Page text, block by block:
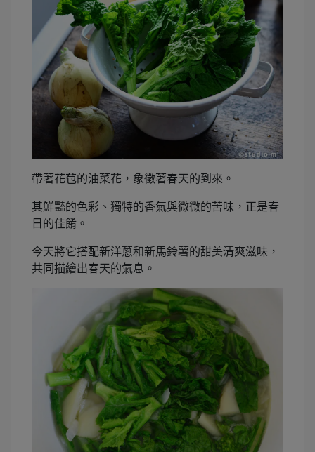
帶著花苞的油菜花，象徵著春天的到來。
其鮮豔的色彩、獨特的香氣與微微的苦味，正是春
日的佳餚。
今天將它搭配新洋蔥和新馬鈴薯的甜美清爽滋味，
共同描繪出春天的氣息。